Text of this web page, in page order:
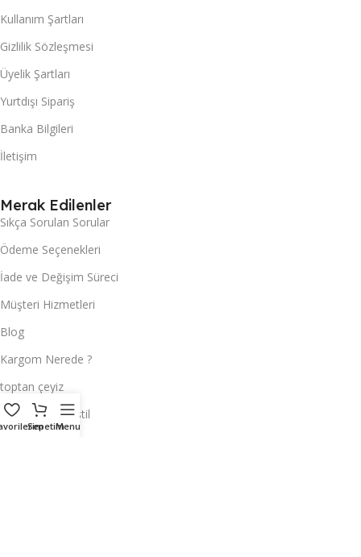
Kullanım Şartları
Gizlilik Sözleşmesi
Üyelik Şartları
Yurtdışı Sipariş
Banka Bilgileri
İletişim
Merak Edilenler
Sıkça Sorulan Sorular
Ödeme Seçenekleri
İade ve Değişim Süreci
Müşteri Hizmetleri
Blog
Kargom Nerede ?
toptan çeyiz
Toptan Ev Tekstil
SepetimMenu